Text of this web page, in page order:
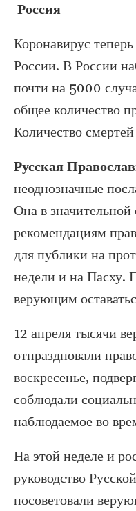
Россия
Коронавирус
России. В России
почти на 5000
общее количество
Количество
Русская
неоднозначные
Она в значительной
рекомендациям
для публики на
недели и на Пасху.
верующим
12 апреля тысячи
отпраздновали
воскресенье,
соблюдали
наблюдаемое во
На этой неделе и
руководство
посоветовали